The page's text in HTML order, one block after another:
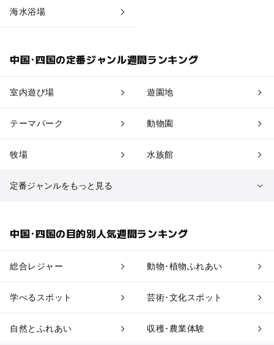
海水浴場
中国･四国の定番ジャンル週間ランキング
室内遊び場 遊園地
テーマパーク 動物園
牧場 水族館
定番ジャンルをもっと見る
中国･四国の目的別人気週間ランキング
総合レジャー 動物･植物ふれあい
学べるスポット 芸術･文化スポット
自然とふれあい 収穫･農業体験